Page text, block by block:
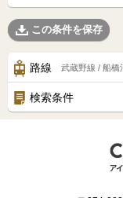
この条件を保存
路線 武蔵野線 / 船橋
検索条件